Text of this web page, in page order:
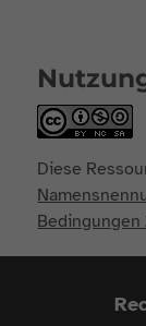
Diese
Bedingungen